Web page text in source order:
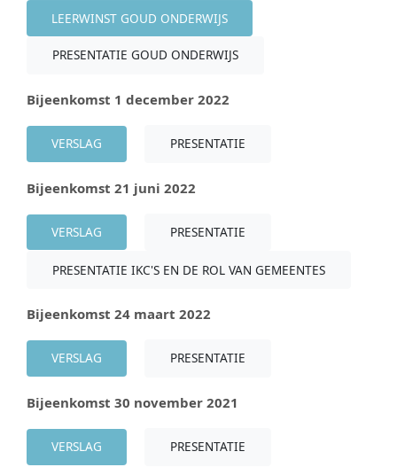
LEERWINST GOUD ONDERWIJS
PRESENTATIE GOUD ONDERWIJS
Bijeenkomst 1 december 2022
VERSLAG PRESENTATIE
Bijeenkomst 21 juni 2022
VERSLAG PRESENTATIE
PRESENTATIE IKC'S EN DE ROL VAN GEMEENTES
Bijeenkomst 24 maart 2022
VERSLAG PRESENTATIE
Bijeenkomst 30 november 2021
VERSLAG PRESENTATIE